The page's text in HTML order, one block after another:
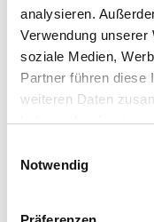
analysieren.
Verwendung
soziale Medien,
Partner führen diese
weiteren Daten
haben oder die sie
Notwendig
Ausstattungslinie
Verfügbar ab
Ausstattung